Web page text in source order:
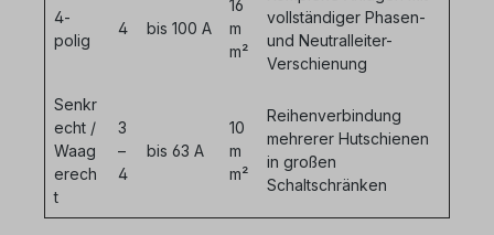
4-
polig
4 bis 100 A
16
m
m²
vollständiger Phasen-
und Neutralleiter-
Verschienung
Senkr
echt /
Waag
erech
t
3
–
4
bis 63 A
10
m
m²
Reihenverbindung
mehrerer Hutschienen
in großen
Schaltschränken